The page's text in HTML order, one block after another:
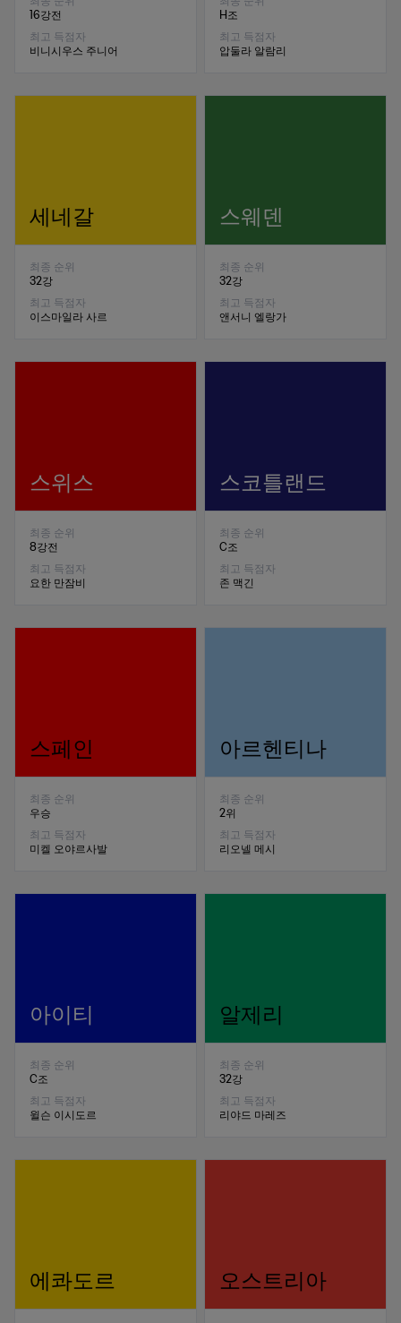
16강전
최고 득점자
비니시우스 주니어
H조
최고 득점자
압둘라 알람리
세네갈
최종 순위
32강
최고 득점자
이스마일라 사르
스웨덴
최종 순위
32강
최고 득점자
앤서니 엘랑가
스위스
최종 순위
8강전
최고 득점자
요한 만잠비
스코틀랜드
최종 순위
C조
최고 득점자
존 맥긴
스페인
최종 순위
우승
최고 득점자
미켈 오야르사발
아르헨티나
최종 순위
2위
최고 득점자
리오넬 메시
아이티
최종 순위
C조
최고 득점자
윌슨 이시도르
알제리
최종 순위
32강
최고 득점자
리야드 마레즈
에콰도르 오스트리아